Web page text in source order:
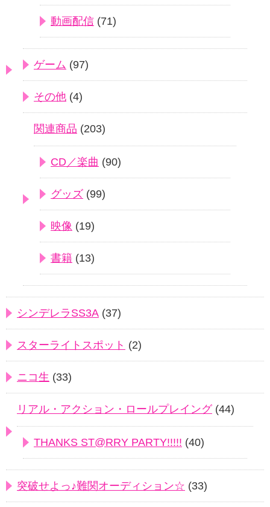
動画配信 (71)
ゲーム (97)
その他 (4)
関連商品 (203)
CD／楽曲 (90)
グッズ (99)
映像 (19)
書籍 (13)
シンデレラSS3A (37)
スターライトスポット (2)
ニコ生 (33)
リアル・アクション・ロールプレイング(44)
THANKS ST@RRY PARTY!!!!! (40)
突破せよっ♪難関オーディション☆ (33)